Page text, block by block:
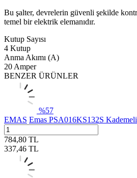
Bu şalter, devrelerin güvenli şekilde
temel bir elektrik elemanıdır.
Kutup Sayısı
4 Kutup
Anma Akımı (A)
20 Amper
BENZER ÜRÜNLER
%57
EMAS Emas PSA016KS132S
784,80 TL
337,46 TL